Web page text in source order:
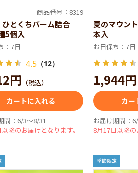
商品番号：8319
ひとくちバーム詰合
5個入
：7日
4.5 （12）
円 （税込）
カートに入れる
間：6/3～8/31
降のお届けとなります。
夏のマウン
本入
お日保ち：7日
1,944円
カー
お届け期間：
8月17日以降の